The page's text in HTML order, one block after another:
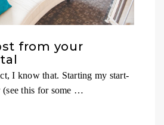
from your
I know that. Starting my start-
this for some …